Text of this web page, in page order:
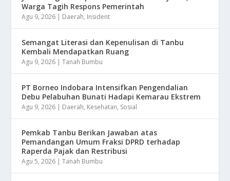
Warga Tagih Respons Pemerintah
Agu 9, 2026 | Daerah, Insident
Semangat Literasi dan Kepenulisan di Tanbu
Kembali Mendapatkan Ruang
Agu 9, 2026 |Tanah Bumbu
​PT Borneo Indobara Intensifkan Pengendalian
Debu Pelabuhan Bunati Hadapi Kemarau Ekstrem
Agu 9, 2026 | Daerah, Kesehatan, Sosial
Pemkab Tanbu Berikan Jawaban atas
Pemandangan Umum Fraksi DPRD terhadap
Raperda Pajak dan Restribusi
Agu 5, 2026 |Tanah Bumbu